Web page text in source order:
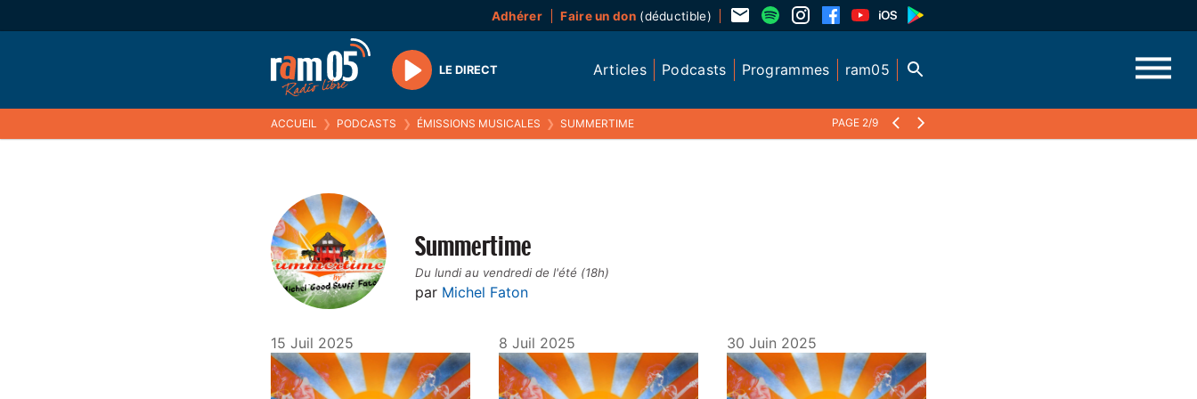
Adhérer Faire un don(déductible)
Play
LE DIRECT Articles Podcasts Programmes ram05
ACCUEIL ❯ PODCASTS ❯ ÉMISSIONS MUSICALES ❯ SUMMERTIME PAGE 2/9
Summertime
Du lundi au vendredi de l'été (18h)
par Michel Faton
15 Juil 2025 8 Juil 2025 30 Juin 2025